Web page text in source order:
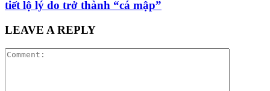
tiết lộ lý do trở thành “cá mập”
LEAVE A REPLY